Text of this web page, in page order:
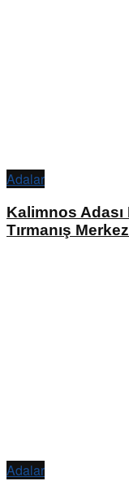
Adalar
Kalimnos
Tırmanış
Adalar